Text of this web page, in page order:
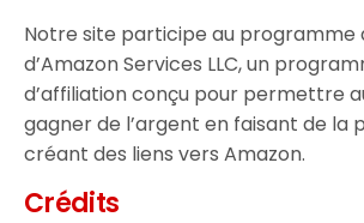
Notre site participe au programme
d’Amazon Services LLC, un
d’affiliation conçu pour permettre
gagner de l’argent en faisant de la
créant des liens vers Amazon.
Crédits